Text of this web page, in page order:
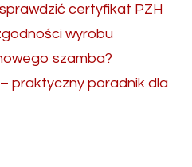
certyfikat PZH
wyrobu
szamba?
praktyczny poradnik dla